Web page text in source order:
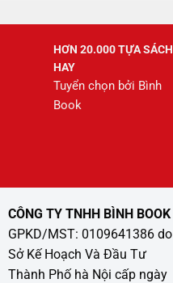
HƠN 20.000 TỰA SÁCH
HAY
Tuyển chọn bởi Bình
Book
CÔNG TY TNHH BÌNH BOOK
GPKD/MST: 0109641386 do
Sở Kế Hoạch Và Đầu Tư
Thành Phố hà Nội cấp ngày